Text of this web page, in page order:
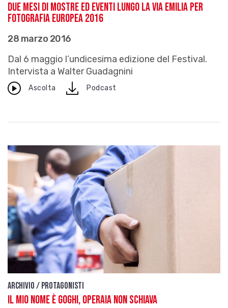
Due mesi di mostre ed eventi lungo la Via Emilia per
Fotografia Europea 2016
28 marzo 2016
Dal 6 maggio l’undicesima edizione del Festival.
Intervista a Walter Guadagnini
Ascolta downloadPodcast
Archivio / Protagonisti
Il mio nome è Goghi, operaia non schiava